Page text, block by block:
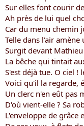
Sur elles font courir
Ah près de lui quel
Car du menu chemin
Telle dans l'air amène
Surgit devant
La bêche qui tintait
S'est déjà tue. O ciel !
Voici qu'il la regarde,
Un clerc n'en eût pas
D'où vient-elle ? Sa
L'enveloppe de grâce